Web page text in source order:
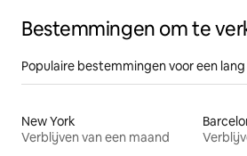
Bestemmingen om te
Populaire bestemmingen voor een
New York
Verblijven van een maand